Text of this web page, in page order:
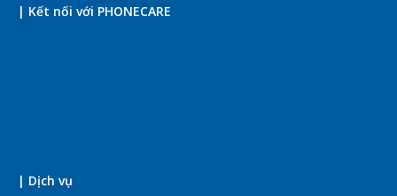
| Kết nối với PHONECARE
| Dịch vụ